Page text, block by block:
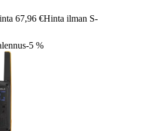
67,96 €Hinta ilman S-
-5 %